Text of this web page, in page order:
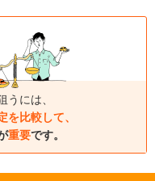
うには、
を比較して、
重要です。